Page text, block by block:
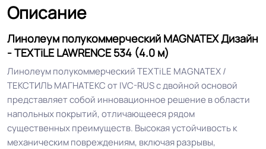
Особенности
жесткости линолеума.
Защитный слой 0.45 мм (450) мкм
Допуск изменения
рабочего слоя
+-10% мкм
Описание
Линолеум полукоммерческий MAGNATEX Дизайн
- TEXTiLE LAWRENCE 534 (4.0 м)
Линолеум полукоммерческий TEXTiLE MAGNATEX /
ТЕКСТИЛЬ МАГНАТЕКС от IVC-RUS с двойной основой
представляет собой инновационное решение в области
напольных покрытий, отличающееся рядом
существенных преимуществ. Высокая устойчивость к
механическим повреждениям, включая разрывы,